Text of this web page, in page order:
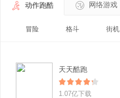
动作跑酷 网络游戏
冒险 格斗 街机
天天酷跑
1.07亿下载